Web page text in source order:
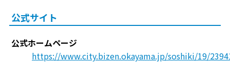
公式サイト
公式ホームページ
https://www.city.bizen.okayama.jp/soshiki/19/